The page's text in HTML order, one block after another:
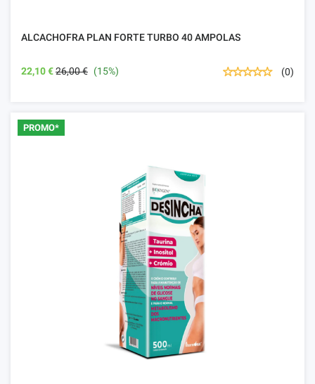
ALCACHOFRA PLAN FORTE TURBO 40 AMPOLAS
22,10 €26,00 € (15%) (0)
PROMO*